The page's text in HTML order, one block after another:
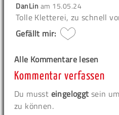
DanLinam 15.05.24
Tolle Kletterei, zu schnell
Gefällt mir:
Alle Kommentare lesen
Kommentar verfassen
Du musst eingeloggt sein
zu können.